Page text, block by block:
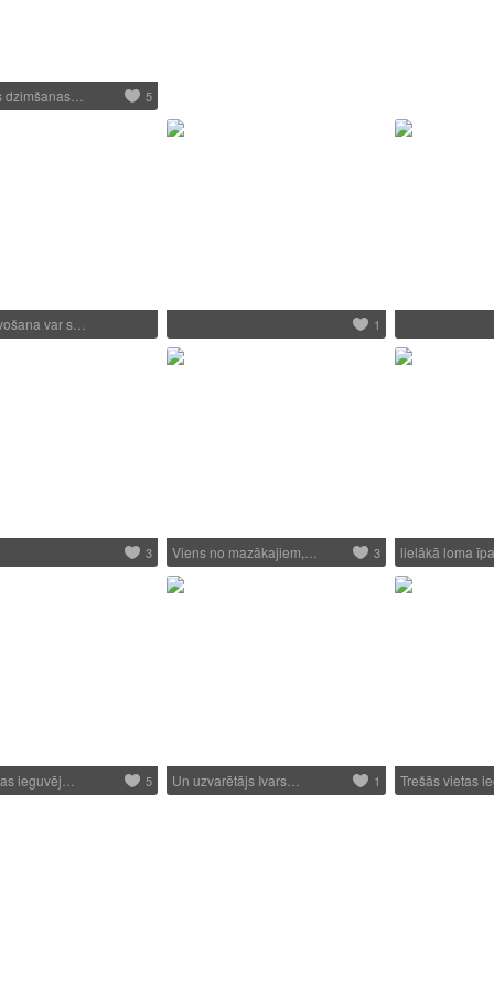
5
var s… 1
3 Viens no mazākajiem,… 3 lielākā loma
ieguvēj… 5 Un uzvarētājs Ivars… 1 Trešās vietas